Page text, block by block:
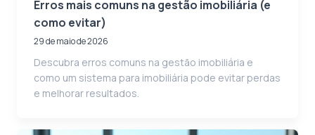
Erros mais comuns na gestão imobiliária (e
como evitar)
29 de maio de 2026
Descubra erros comuns na gestão imobiliária e
como um sistema para imobiliária pode evitar perdas
e melhorar resultados.